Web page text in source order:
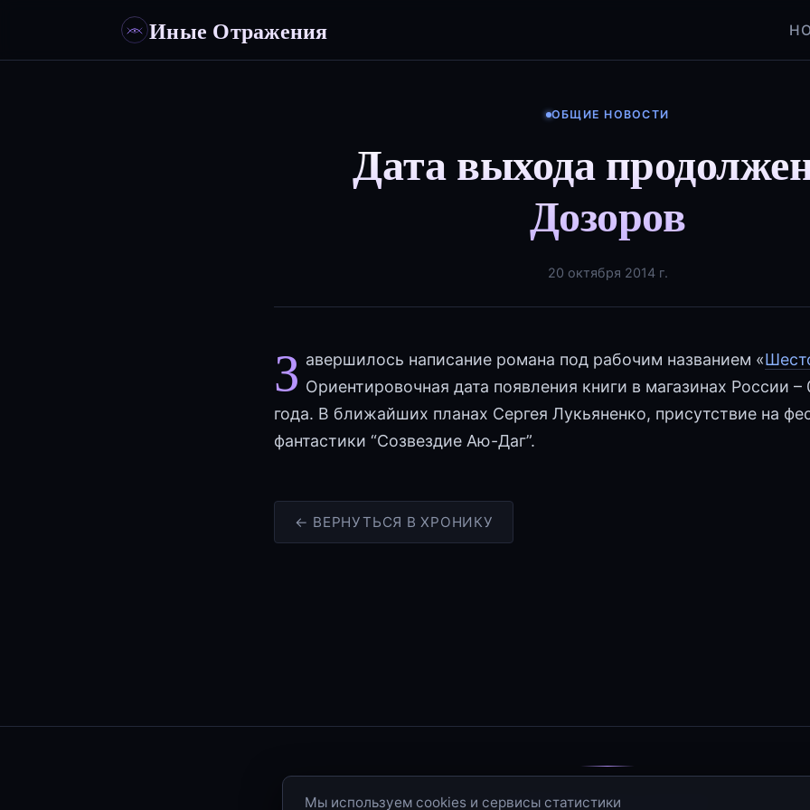
Иные Отражения
ОБЩИЕ НОВОСТИ
Дата выхода
Дозоров
20 октября 2014 г.
З авершилось написание романа под рабочим названием «
Ориентировочная дата появления книги в магазинах России –
года. В ближайших планах Сергея Лукьяненко, присутствие на
фантастики “Созвездие Аю-Даг”.
← ВЕРНУТЬСЯ В ХРОНИКУ
© 2006–2026 · Иные Отражения
Мы используем cookies и сервисы статистики